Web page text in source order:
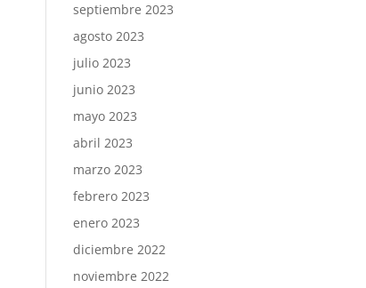
septiembre 2023
agosto 2023
julio 2023
junio 2023
mayo 2023
abril 2023
marzo 2023
febrero 2023
enero 2023
diciembre 2022
noviembre 2022